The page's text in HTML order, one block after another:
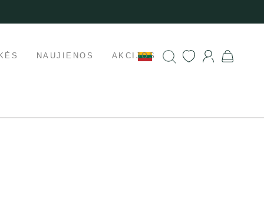
NAUJIENOS AKCIJOS